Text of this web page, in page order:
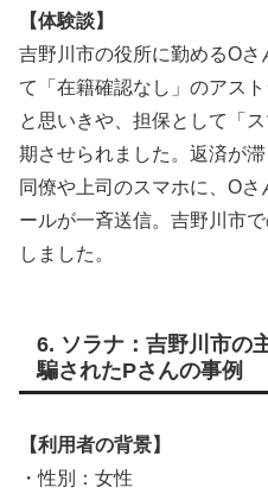
【体験談】
吉野川市の役所に勤めるO
て「在籍確認なし」のアス
と思いきや、担保として「
期させられました。返済が
同僚や上司のスマホに、O
ールが一斉送信。吉野川市
しました。
6. ソラナ：吉野川市の
騙されたPさんの事例
【利用者の背景】
・性別：女性